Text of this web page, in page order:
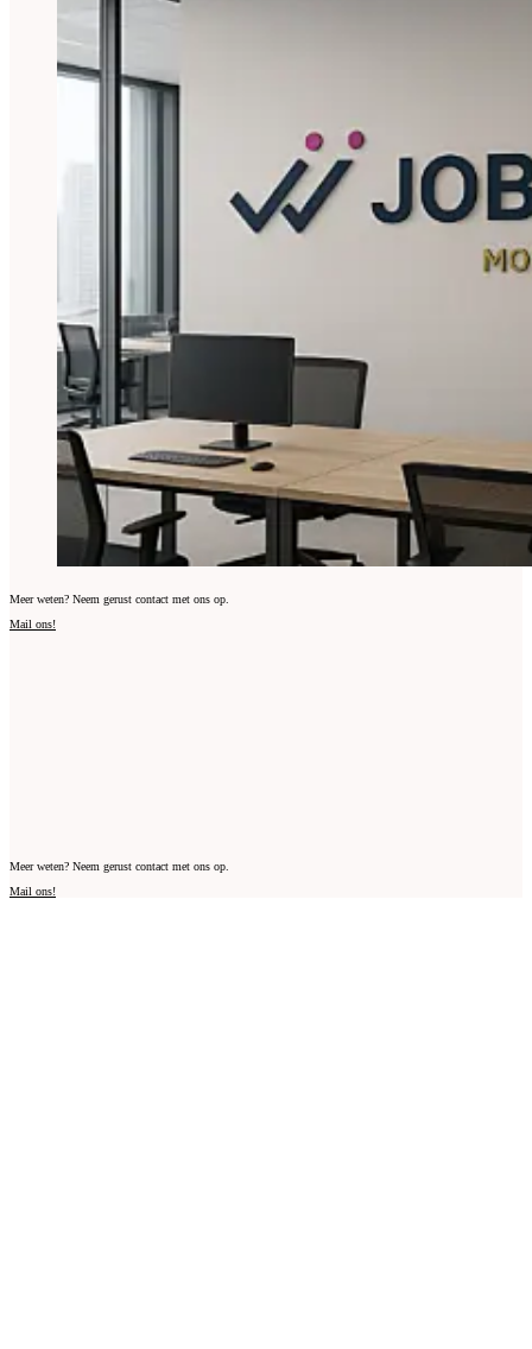
Meer weten? Neem gerust contact met ons op.
Mail ons!
Meer weten? Neem gerust contact met ons op.
Mail ons!